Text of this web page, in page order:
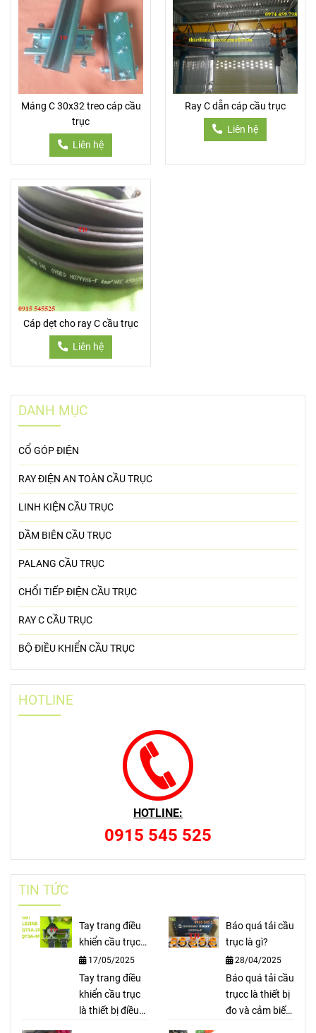
Máng C 30x32 treo cáp cầu
trục
Liên hệ
Ray C dẫn cáp cầu trục
Liên hệ
Cáp dẹt cho ray C cầu trục
Liên hệ
DANH MỤC
CỔ GÓP ĐIỆN
RAY ĐIỆN AN TOÀN CẦU TRỤC
LINH KIỆN CẦU TRỤC
DẦM BIÊN CẦU TRỤC
PALANG CẦU TRỤC
CHỔI TIẾP ĐIỆN CẦU TRỤC
RAY C CẦU TRỤC
BỘ ĐIỀU KHIỂN CẦU TRỤC
HOTLINE
HOTLINE:
0915 545 525
TIN TỨC
Tay trang điều
khiển cầu trục
là gì?
17/05/2025
Tay trang điều
khiển cầu trục
là thiết bị điều
Báo quá tải cầu
trục là gì?
28/04/2025
Báo quá tải cầu
trụcc là thiết bị
đo và cảm biến